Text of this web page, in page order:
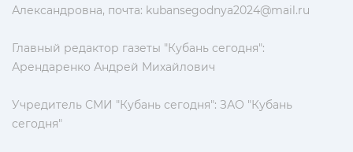
Александровна, почта: kubansegodnya2024@mail.ru
Главный редактор газеты "Кубань сегодня":
Арендаренко Андрей Михайлович
Учредитель СМИ "Кубань сегодня": ЗАО "Кубань
сегодня"